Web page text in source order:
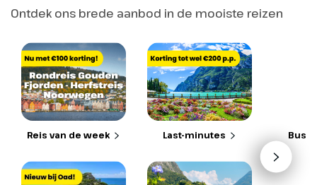
Ontdek ons brede aanbod in de mooiste reizen
Reis van de week Last-minutes